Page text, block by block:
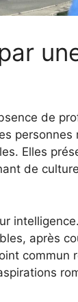
de
personnes
Elles
de
après
commun